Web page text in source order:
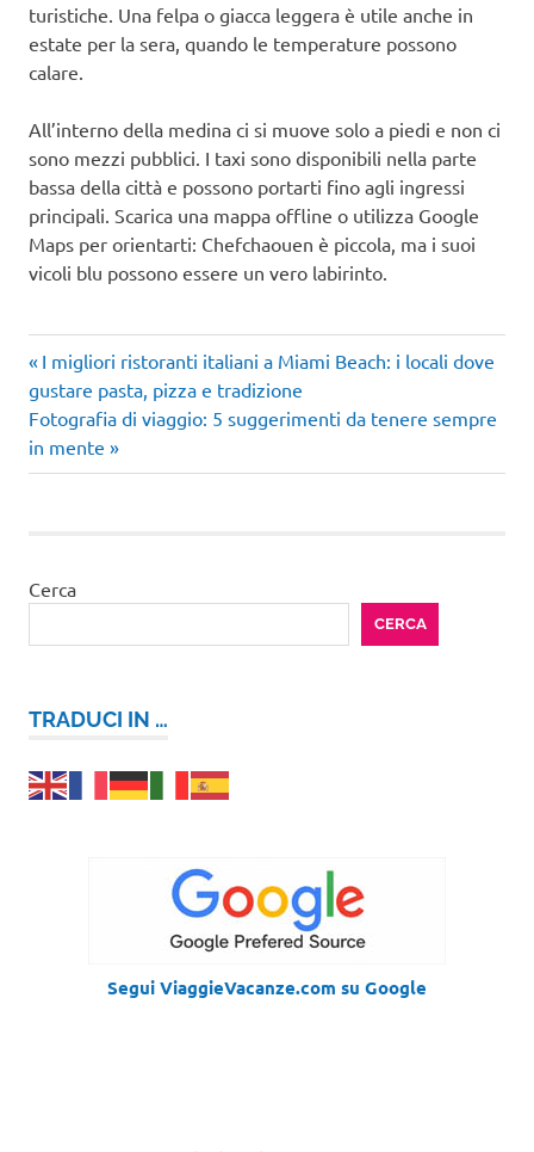
turistiche. Una felpa o giacca leggera è utile anche in
estate per la sera, quando le temperature possono
calare.
All’interno della medina ci si muove solo a piedi e non ci
sono mezzi pubblici. I taxi sono disponibili nella parte
bassa della città e possono portarti fino agli ingressi
principali. Scarica una mappa offline o utilizza Google
Maps per orientarti: Chefchaouen è piccola, ma i suoi
vicoli blu possono essere un vero labirinto.
Navigazione
articoli
Articolo
precedente:
I migliori ristoranti italiani a Miami Beach: i locali dove
gustare pasta, pizza e tradizione
Articolo
successivo:
Fotografia di viaggio: 5 suggerimenti da tenere sempre
in mente
Cerca
CERCA
TRADUCI IN …
Segui ViaggieVacanze.com su Google